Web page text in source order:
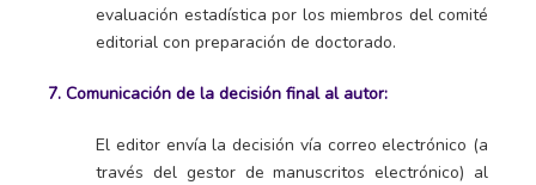
evaluación estadística por los miembros del comité
editorial con preparación de doctorado.
7. Comunicación de la decisión final al autor:
El editor envía la decisión vía correo electrónico (a
través del gestor de manuscritos electrónico) al